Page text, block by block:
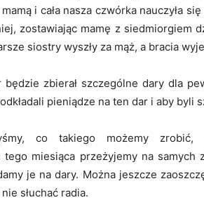
i cała nasza czwórka nauczyła
zostawiając mamę z siedmiorgiem
siostry wyszły za mąż, a bracia
będzie zbierał szczególne dary dla
pieniądze na ten dar i aby byli
co takiego możemy
tego miesiąca przeżyjemy na
je na dary. Można jeszcze
słuchać radia.